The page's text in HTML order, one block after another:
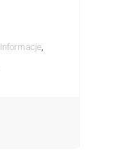
Informacje,